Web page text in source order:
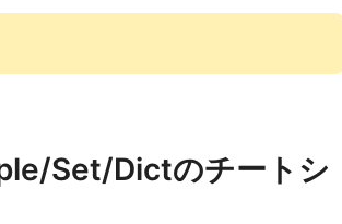
Set/Dictのチートシ